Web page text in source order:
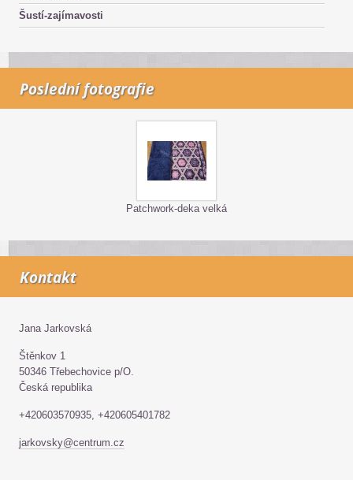
Šustí-zajímavosti
Poslední fotografie
Patchwork-deka velká
Kontakt
Jana Jarkovská
Štěnkov 1
50346 Třebechovice p/O.
Česká republika
+420603570935, +420605401782
jarkovsky@centrum.cz